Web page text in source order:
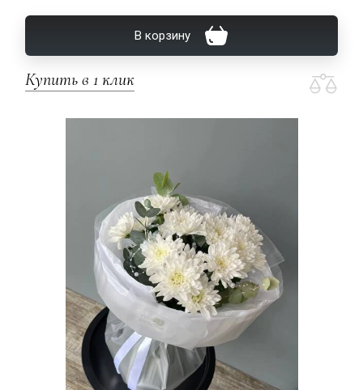
В корзину
Купить в 1 клик